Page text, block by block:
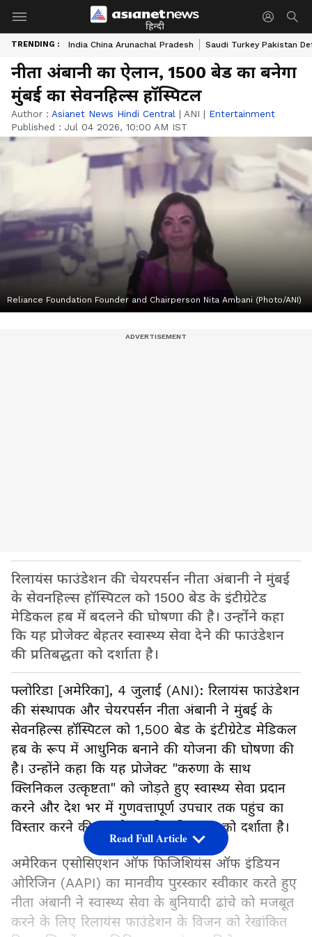
हिन्दी
TRENDING : India China Arunachal Pradesh Saudi Turkey Pakistan
नीता अंबानी का ऐलान, 1500 बेड का बनेगा
मुंबई का सेवनहिल्स हॉस्पिटल
Author : Asianet News Hindi Central | ANI | Entertainment
Published : Jul 04 2026, 10:00 AM IST
Reliance Foundation Founder and Chairperson Nita Ambani (Photo/ANI)
रिलायंस फाउंडेशन की चेयरपर्सन नीता अंबानी ने मुंबई
के सेवनहिल्स हॉस्पिटल को 1500 बेड के इंटीग्रेटेड
मेडिकल हब में बदलने की घोषणा की है। उन्होंने कहा
कि यह प्रोजेक्ट बेहतर स्वास्थ्य सेवा देने की फाउंडेशन
की प्रतिबद्धता को दर्शाता है।
फ्लोरिडा [अमेरिका], 4 जुलाई (ANI): रिलायंस फाउंडेशन
की संस्थापक और चेयरपर्सन नीता अंबानी ने मुंबई के
सेवनहिल्स हॉस्पिटल को 1,500 बेड के इंटीग्रेटेड मेडिकल
हब के रूप में आधुनिक बनाने की योजना की घोषणा की
है। उन्होंने कहा कि यह प्रोजेक्ट "करुणा के साथ
क्लिनिकल उत्कृष्टता" को जोड़ते हुए स्वास्थ्य सेवा प्रदान
करने और देश भर में गुणवत्तापूर्ण उपचार तक पहुंच का
विस्तार करने की फाउंडेशन की प्रतिबद्धता को दर्शाता है।
अमेरिकन एसोसिएशन ऑफ फिजिशियंस ऑफ इंडियन
ओरिजिन (AAPI) का मानवीय पुरस्कार स्वीकार करते हुए
नीता अंबानी ने स्वास्थ्य सेवा के बुनियादी ढांचे को मजबूत
करने के लिए रिलायंस फाउंडेशन के विजन को रेखांकित
Read Full Article